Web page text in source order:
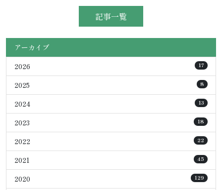
記事一覧
アーカイブ
2026
17
2025 8
2024 13
2023 18
2022 22
2021 45
2020 129